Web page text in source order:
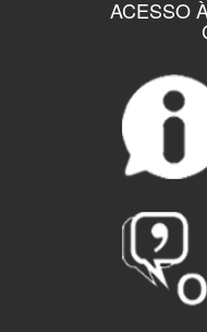
ACESSO